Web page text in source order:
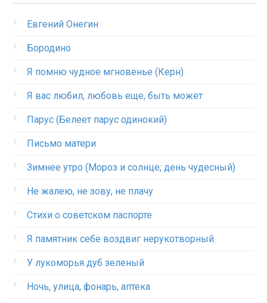
Евгений Онегин
Бородино
Я помню чудное мгновенье (Керн)
Я вас любил, любовь еще, быть может
Парус (Белеет парус одинокий)
Письмо матери
Зимнее утро (Мороз и солнце; день чудесный)
Не жалею, не зову, не плачу
Стихи о советском паспорте
Я памятник себе воздвиг нерукотворный
У лукоморья дуб зеленый
Ночь, улица, фонарь, аптека